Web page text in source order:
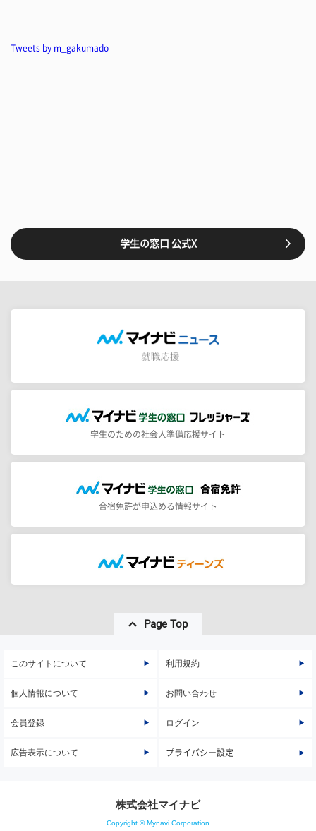
Tweets by m_gakumado
学生の窓口 公式X
学生のための社会人準備応援サイト
合宿免許が申込める情報サイト
Page Top
このサイトについて 利用規約
個人情報について お問い合わせ
会員登録 ログイン
広告表示について プライバシー設定
株式会社マイナビ
Copyright © Mynavi Corporation